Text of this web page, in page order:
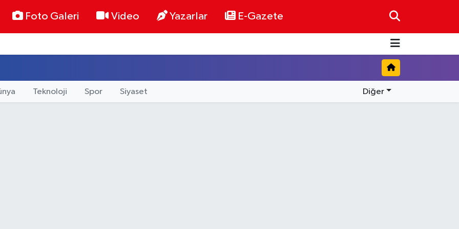
Foto Galeri Video Yazarlar E-Gazete
Teknoloji Spor Siyaset Diğer